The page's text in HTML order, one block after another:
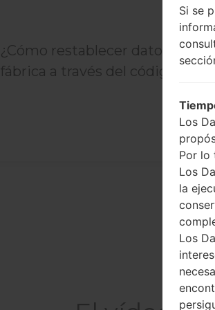
¿Cómo restablecer datos de
fábrica a través del código...
Si se
Los
Por lo
Los
la
Los